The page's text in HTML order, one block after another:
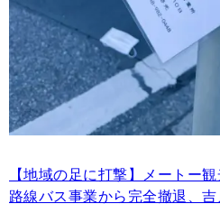
【地域の足に打撃】メートー
路線バス事業から完全撤退、